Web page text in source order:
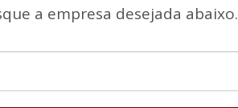
a empresa desejada abaixo.